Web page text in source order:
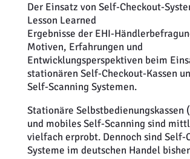
Der Einsatz von Self-Checkout-
Lesson Learned
Ergebnisse der EHI-
Motiven, Erfahrungen und
Entwicklungsperspektiven beim
stationären Self-Checkout-Kassen
Self-Scanning Systemen.
Stationäre Selbstbedienungskassen
und mobiles Self-Scanning sind
vielfach erprobt. Dennoch sind Self-
Systeme im deutschen Handel